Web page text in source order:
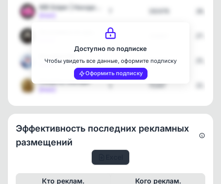
[max]
8
[max]
1 187731
Секреты знахаря
1 75347
Доступно по подписке
Чтобы увидеть все данные, оформите подписку
Оформить подписку
Эффективность последних рекламных
размещений
Кто реклам. Кого реклам.